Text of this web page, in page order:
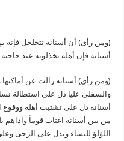
(ومن رأى) أن أسنانه تتخلخل فإنه
أسنانه فإن أهله يخذلونه عند حاجته
(ومن رأى) أسنانه زالت عن
والسفلى عليا دل على استطالة
أسنانه دل على تشتيت أهله ووقوع
من بين أسنانه اغتاب قوماً وآذاهم
اللؤلؤ للنساء وتدل على الرحى